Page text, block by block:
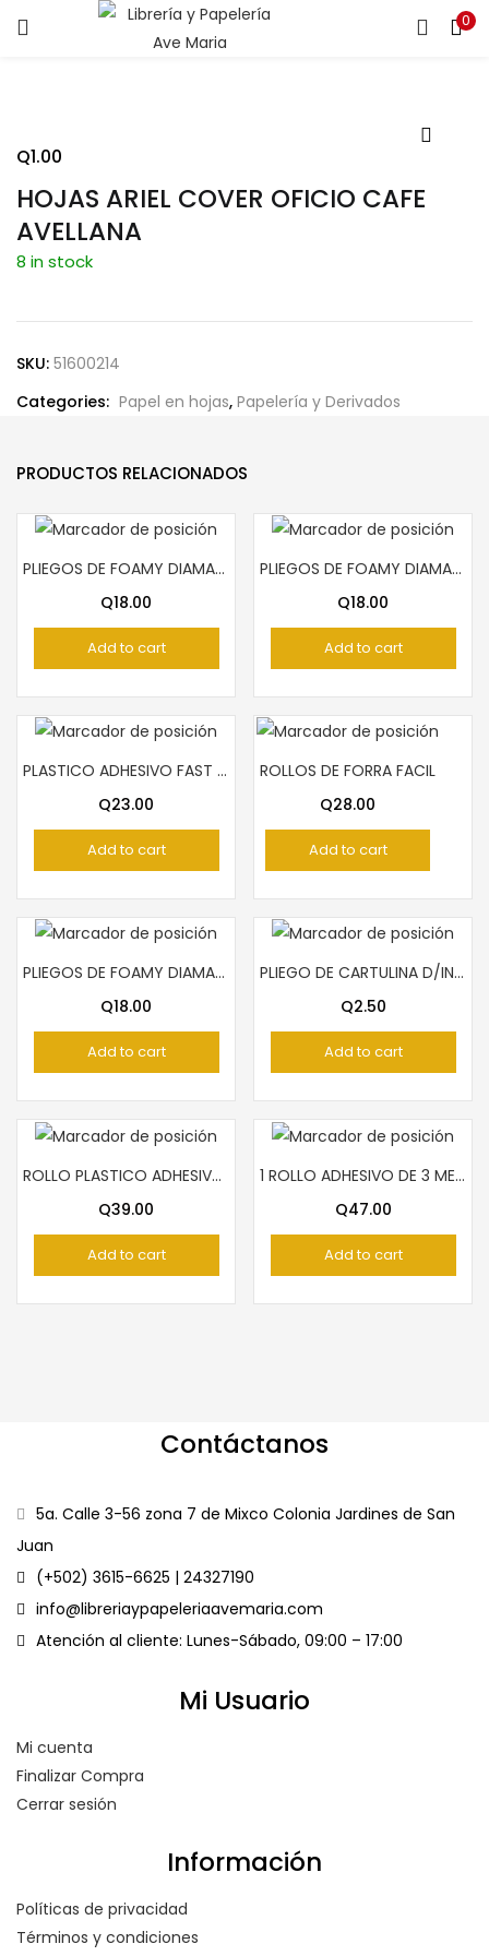
0
ENTRAR REGISTRARSE
HOJAS ARIEL COVER OFICIO CAFE
AVELLANA
Q1.00
8 in stock
SKU: 51600214
Categories: Papel en hojas, Papelería y Derivados
PRODUCTOS RELACIONADOS
PLIEGOS DE FOAMY DIAMANTINA ANARANJADO
Q18.00
Add to cart
PLIEGOS DE FOAMY DIAMANTINA VERDE OSCURO
Q18.00
Add to cart
PLASTICO ADHESIVO FAST ROLLO TECNO PLATEADO
Q23.00
Add to cart
ROLLOS DE FORRA FACIL
Q28.00
Add to cart
PLIEGOS DE FOAMY DIAMANTINA ANARANJADO ARCOIRIS
Q18.00
Add to cart
PLIEGO DE CARTULINA D/INDEX BLANCA
Q2.50
Add to cart
ROLLO PLASTICO ADHESIVO FAST
Q39.00
Add to cart
1 ROLLO ADHESIVO DE 3 METROS TOP TEAM GLITER DORADO
Q47.00
Add to cart
Contáctanos
5a. Calle 3-56 zona 7 de Mixco Colonia Jardines de San
Juan
(+502) 3615-6625 | 24327190
info@libreriaypapeleriaavemaria.com
Atención al cliente: Lunes-Sábado, 09:00 – 17:00
Mi Usuario
Mi cuenta
Finalizar Compra
Cerrar sesión
Información
Políticas de privacidad
Términos y condiciones